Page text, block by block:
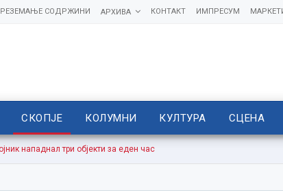
ИМПРЕСУМ
КОНТАКТ
АРХИВА
СОДРЖИНИ
СКОПЈЕ КОЛУМНИ КУЛТУРА СЦЕНА
нападнал три објекти за еден час